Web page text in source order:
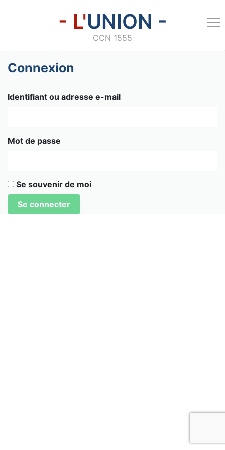
- L'UNION -
CCN 1555
Connexion
Identifiant ou adresse e-mail
Mot de passe
Se souvenir de moi